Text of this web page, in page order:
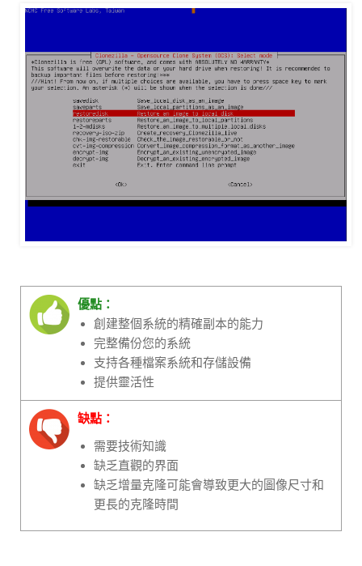
優點：
創建整個系統的精確副本的能力
完整備份您的系統
支持各種檔案系統和存儲設備
提供靈活性
缺點：
需要技術知識
缺乏直觀的界面
缺乏增量克隆可能會導致更大的圖像尺寸和
更長的克隆時間